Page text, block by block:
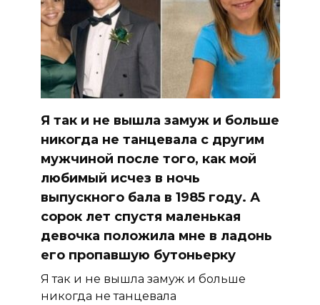
Я так и не вышла замуж и больше
никогда не танцевала с другим
мужчиной после того, как мой
любимый исчез в ночь
выпускного бала в 1985 году. А
сорок лет спустя маленькая
девочка положила мне в ладонь
его пропавшую бутоньерку
Я так и не вышла замуж и больше
никогда не танцевала